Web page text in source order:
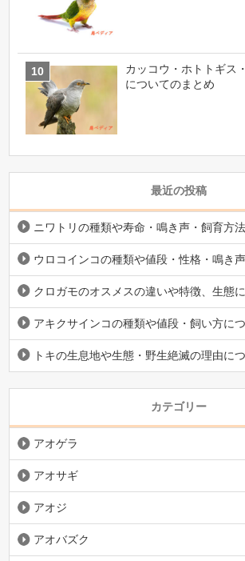
カッコウ・ホトトギス
についてのまとめ
最近の投稿
ニワトリの種類や寿命・鳴き声・飼育方
ウロコインコの種類や値段・性格・鳴き
クロガモのオスメスの違いや特徴、生態
アキクサインコの種類や値段・飼い方に
トキの生息地や生態・野生絶滅の理由に
カテゴリー
アオゲラ
アオサギ
アオジ
アオバズク